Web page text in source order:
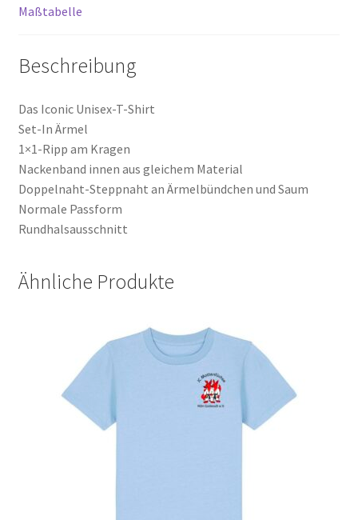
Maßtabelle
Beschreibung
Das Iconic Unisex-T-Shirt
Set-In Ärmel
1×1-Ripp am Kragen
Nackenband innen aus gleichem Material
Doppelnaht-Steppnaht an Ärmelbündchen und Saum
Normale Passform
Rundhalsausschnitt
Ähnliche Produkte